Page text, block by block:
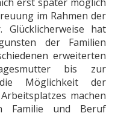
im Rahmen der
Glücklicherweise hat
der Familien
erweiterten
bis zur
Möglichkeit der
machen
Familie und Beruf